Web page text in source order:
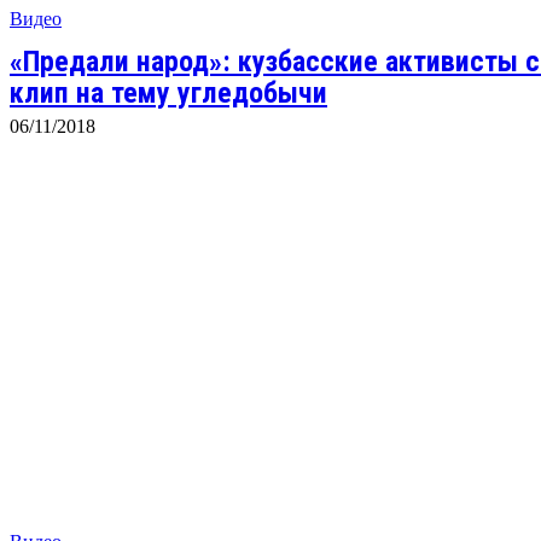
Видео
«Предали народ»: кузбасские активисты
клип на тему угледобычи
06/11/2018